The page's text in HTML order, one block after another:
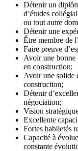
Détenir un
d’études
ou tout autre
Détenir une
Être membre de
Faire preuve
Avoir une bonne
en construction;
Avoir une solide
construction;
Détenir
négociation;
Vision
Excellente
Fortes habiletés
Capacité à
constante